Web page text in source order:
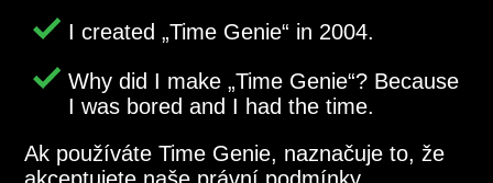
I created Time Genie in 2004.
Why did I make Time Genie ? Because
I was bored and I had the time.
Ak používáte Time Genie, naznačuje to, že